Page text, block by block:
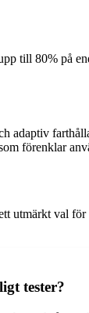
till 80% på
adaptiv
förenklar
utmärkt val
tester?